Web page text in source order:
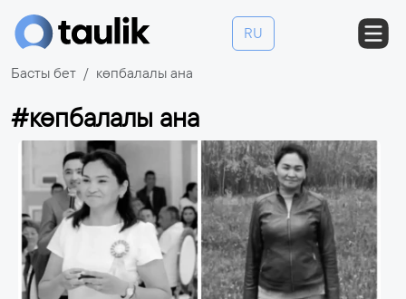
RU
Басты бет көпбалалы ана
#көпбалалы ана